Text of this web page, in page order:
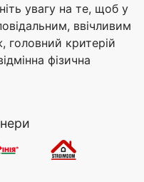
увагу на те, щоб у
ввічливим
головний критерій
фізична